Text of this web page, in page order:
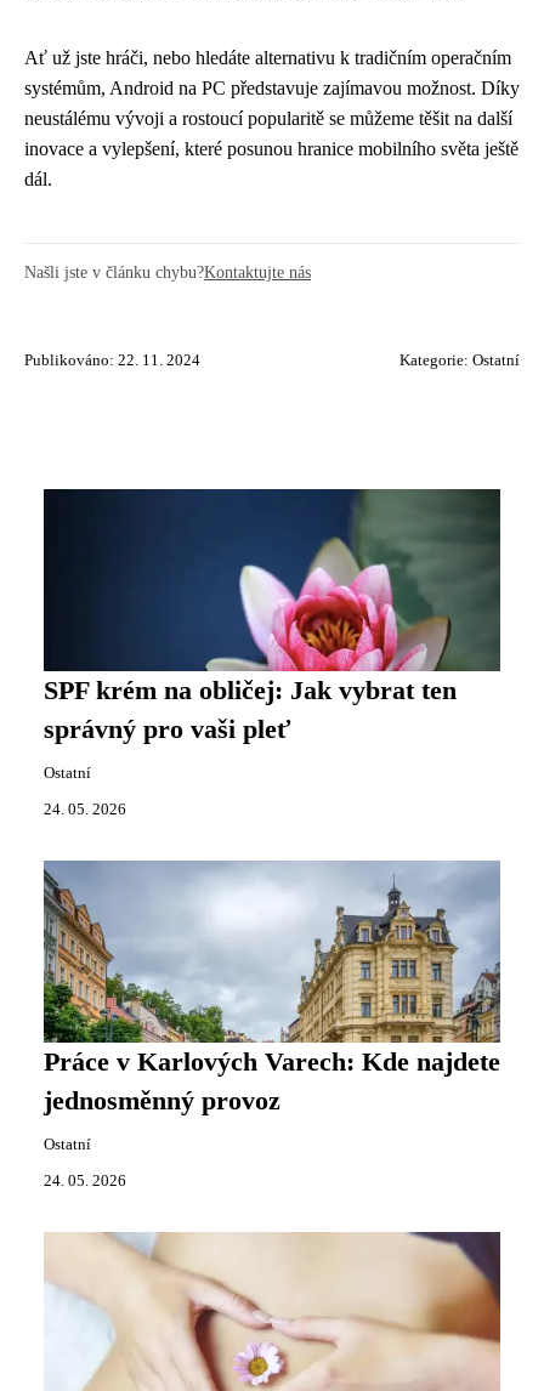
Ať už jste hráči, nebo hledáte alternativu k tradičním operačním
systémům, Android na PC představuje zajímavou možnost. Díky
neustálému vývoji a rostoucí popularitě se můžeme těšit na další
inovace a vylepšení, které posunou hranice mobilního světa ještě
dál.
Našli jste v článku chybu?Kontaktujte nás
Publikováno: 22. 11. 2024 Kategorie: Ostatní
SPF krém na obličej: Jak vybrat ten
správný pro vaši pleť
Ostatní
24. 05. 2026
Práce v Karlových Varech: Kde najdete
jednosměnný provoz
Ostatní
24. 05. 2026